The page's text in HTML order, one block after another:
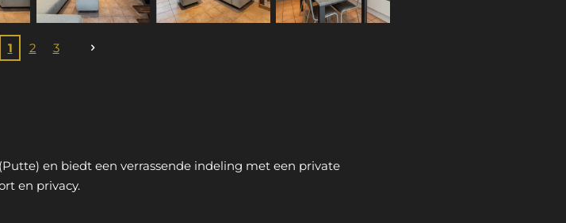
1 2 3
en biedt een verrassende indeling met een private
en privacy.